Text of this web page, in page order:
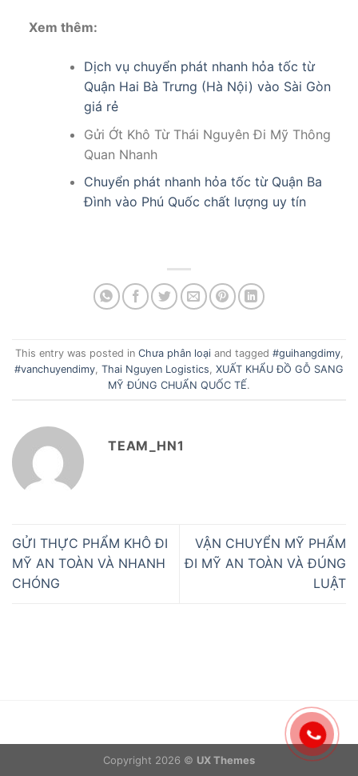
Xem thêm:
Dịch vụ chuyển phát nhanh hỏa tốc từ
Quận Hai Bà Trưng (Hà Nội) vào Sài Gòn
giá rẻ
Gửi Ớt Khô Từ Thái Nguyên Đi Mỹ Thông
Quan Nhanh
Chuyển phát nhanh hỏa tốc từ Quận Ba
Đình vào Phú Quốc chất lượng uy tín
This entry was posted in Chưa phân loạiand tagged #guihangdimy,
#vanchuyendimy Thai Nguyen Logistics XUẤT KHẨU ĐỒ GỖ SANG
MỸ ĐÚNG CHUẨN QUỐC TẾ.
TEAM_HN1
GỬI THỰC PHẨM KHÔ ĐI
MỸ AN TOÀN VÀ NHANH
CHÓNG
VẬN CHUYỂN MỸ PHẨM
ĐI MỸ AN TOÀN VÀ ĐÚNG
LUẬT
Copyright 2026 © UX Themes